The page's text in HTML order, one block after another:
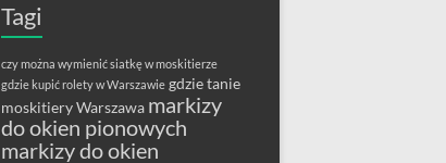
Tagi
czy można wymienić siatkę w moskitierze
gdzie kupić rolety w Warszawie gdzie tanie
moskitiery Warszawa markizy
do okien pionowych
markizy do okien